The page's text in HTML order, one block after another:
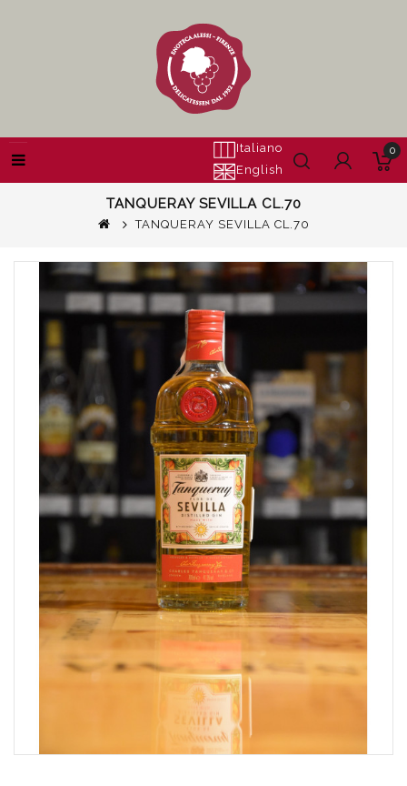
Italiano
English
0
TANQUERAY SEVILLA CL.70
TANQUERAY SEVILLA CL.70